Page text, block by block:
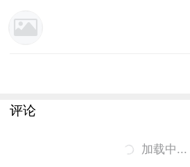
评论
加载中...